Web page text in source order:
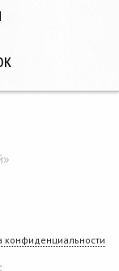
конфиденциальности